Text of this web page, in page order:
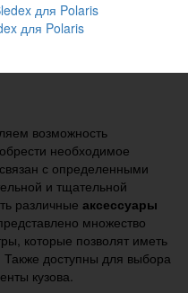
для Polaris
возможность
необходимое
с определенными
и тщательной
различные аксессуары
множество
которые позволят иметь
Также доступны для выбора
кузова.